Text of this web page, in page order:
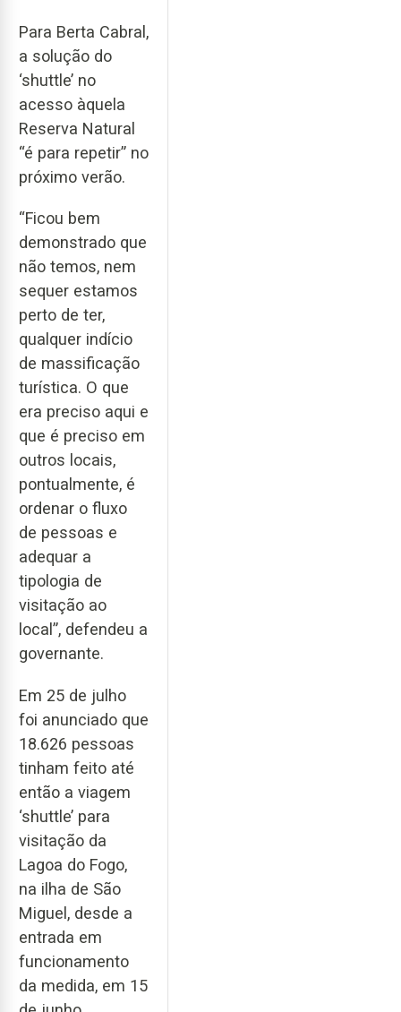
Para Berta Cabral,
a solução do
‘shuttle’ no
acesso àquela
Reserva Natural
“é para repetir” no
próximo verão.
“Ficou bem
demonstrado que
não temos, nem
sequer estamos
perto de ter,
qualquer indício
de massificação
turística. O que
era preciso aqui e
que é preciso em
outros locais,
pontualmente, é
ordenar o fluxo
de pessoas e
adequar a
tipologia de
visitação ao
local”, defendeu a
governante.
Em 25 de julho
foi anunciado que
18.626 pessoas
tinham feito até
então a viagem
‘shuttle’ para
visitação da
Lagoa do Fogo,
na ilha de São
Miguel, desde a
entrada em
funcionamento
da medida, em 15